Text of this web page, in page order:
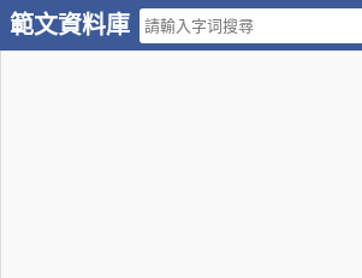
範文資料庫